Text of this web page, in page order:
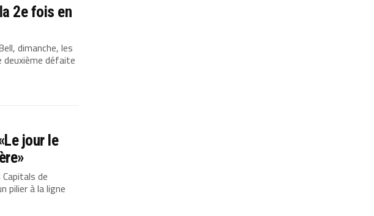
2e fois en
dimanche, les
deuxième défaite
jour le
de
pilier à la ligne